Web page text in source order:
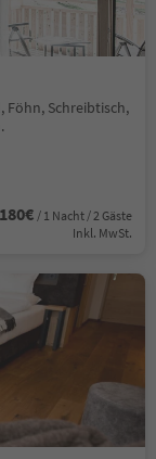
Föhn, Schreibtisch,
/ 1 Nacht / 2 Gäste
Inkl. MwSt.